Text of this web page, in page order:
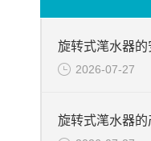
2026-07-27
旋转式滗水器的